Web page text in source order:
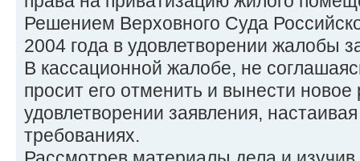
Решением Верховного Суда
2004 года в удовлетворении жалобы
В кассационной жалобе, не
просит его отменить и вынести
удовлетворении заявления,
требованиях.